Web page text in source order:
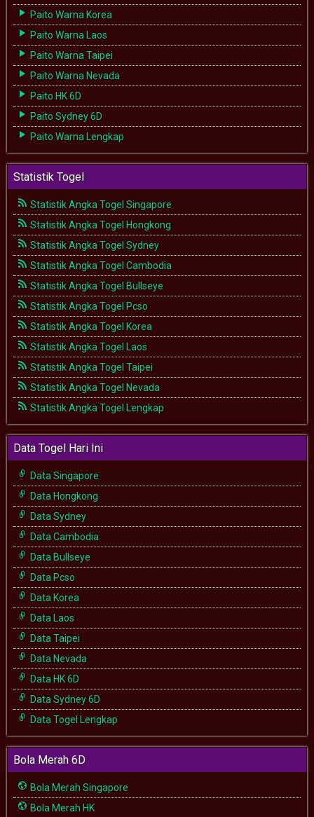
Paito Warna Korea
Paito Warna Laos
Paito Warna Taipei
Paito Warna Nevada
Paito HK 6D
Paito Sydney 6D
Paito Warna Lengkap
Statistik Togel
Statistik Angka Togel Singapore
Statistik Angka Togel Hongkong
Statistik Angka Togel Sydney
Statistik Angka Togel Cambodia
Statistik Angka Togel Bullseye
Statistik Angka Togel Pcso
Statistik Angka Togel Korea
Statistik Angka Togel Laos
Statistik Angka Togel Taipei
Statistik Angka Togel Nevada
Statistik Angka Togel Lengkap
Data Togel Hari Ini
Data Singapore
Data Hongkong
Data Sydney
Data Cambodia
Data Bullseye
Data Pcso
Data Korea
Data Laos
Data Taipei
Data Nevada
Data HK 6D
Data Sydney 6D
Data Togel Lengkap
Bola Merah 6D
Bola Merah Singapore
Bola Merah HK